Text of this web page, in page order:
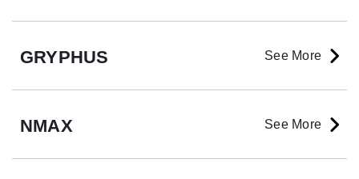
GRYPHUS See More
NMAX See More